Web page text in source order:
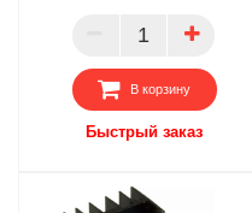
ПАРТНЕР
В корзину
Быстрый заказ